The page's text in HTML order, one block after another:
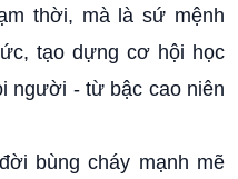
thời, mà là sứ mệnh
tạo dựng cơ hội học
người - từ bậc cao niên
bùng cháy mạnh mẽ